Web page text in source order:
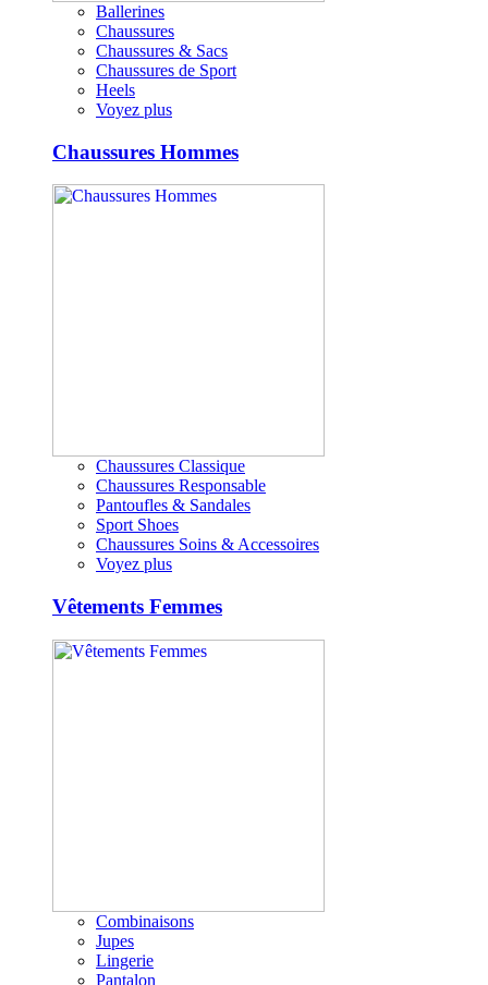
Ballerines
Chaussures
Chaussures & Sacs
Chaussures de Sport
Heels
Voyez plus
Chaussures Hommes
Chaussures Classique
Chaussures Responsable
Pantoufles & Sandales
Sport Shoes
Chaussures Soins & Accessoires
Voyez plus
Vêtements Femmes
Combinaisons
Jupes
Lingerie
Pantalon